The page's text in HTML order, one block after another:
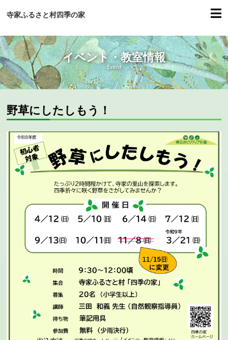
寺家ふるさと村四季の家
イベント・教室情報
Event
野草にしたしもう！